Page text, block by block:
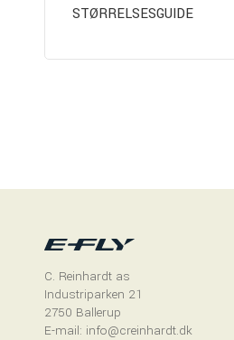
STØRRELSESGUIDE
C. Reinhardt as
Industriparken 21
2750 Ballerup
E-mail: info@creinhardt.dk